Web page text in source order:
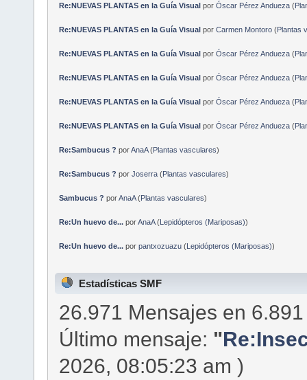
Re:NUEVAS PLANTAS en la Guía Visualpor Óscar Pérez Andueza(
Re:NUEVAS PLANTAS en la Guía Visualpor Carmen Montoro(Plantas
Re:NUEVAS PLANTAS en la Guía Visualpor Óscar Pérez Andueza(
Re:NUEVAS PLANTAS en la Guía Visualpor Óscar Pérez Andueza(
Re:NUEVAS PLANTAS en la Guía Visualpor Óscar Pérez Andueza(
Re:NUEVAS PLANTAS en la Guía Visualpor Óscar Pérez Andueza(
Re:Sambucus ? porAnaA(Plantas vasculares)
Re:Sambucus ? por Joserra(Plantas vasculares)
Sambucus ? porAnaA(Plantas vasculares)
Re:Un huevo de...porAnaA(Lepidópteros (Mariposas))
Re:Un huevo de...por pantxozuazu(Lepidópteros (Mariposas))
Estadísticas SMF
26.971 Mensajes en
Último mensaje: "
2026, 08:05:23 am )